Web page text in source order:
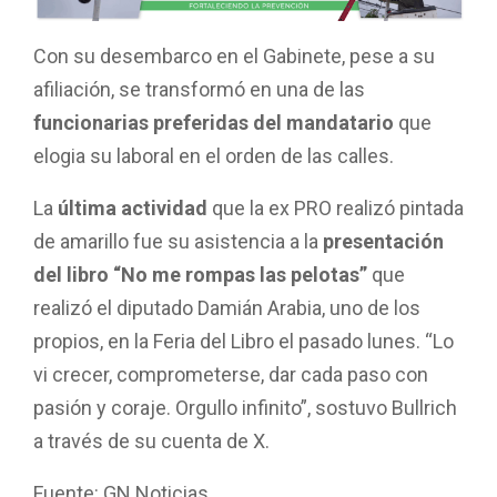
Con su desembarco en el Gabinete, pese a su
afiliación, se transformó en una de las
funcionarias preferidas del mandatario que
elogia su laboral en el orden de las calles.
La última actividad que la ex PRO realizó pintada
de amarillo fue su asistencia a la presentación
del libro “No me rompas las pelotas” que
realizó el diputado Damián Arabia, uno de los
propios, en la Feria del Libro el pasado lunes. “Lo
vi crecer, comprometerse, dar cada paso con
pasión y coraje. Orgullo infinito”, sostuvo Bullrich
a través de su cuenta de X.